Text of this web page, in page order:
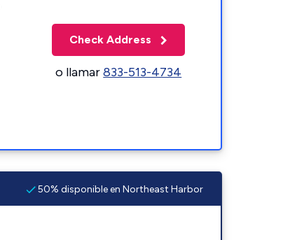
Check Address
o llamar833-513-4734
50% disponible en Northeast Harbor